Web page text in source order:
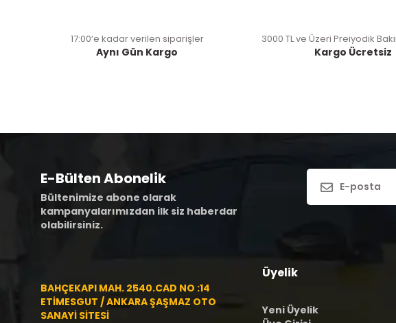
17:00’e kadar verilen siparişler
Aynı Gün Kargo
3000 TL ve Üzeri Preiyodik
Kargo Ücretsiz
E-Bülten Abonelik
Bültenimize abone olarak
kampanyalarımızdan ilk siz haberdar
olabilirsiniz.
BAHÇEKAPI MAH. 2540.CAD NO :14
ETİMESGUT / ANKARA ŞAŞMAZ OTO
SANAYİ SİTESİ
Üyelik
Yeni Üyelik